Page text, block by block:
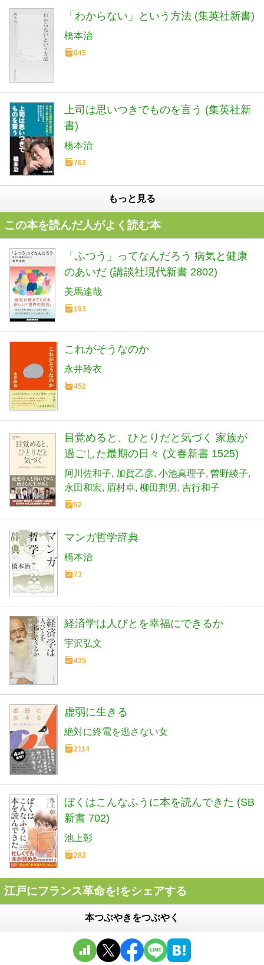
「わからない」という方法 (集英社新書)
橋本治
845
上司は思いつきでものを言う (集英社新
書)
橋本治
762
もっと見る
この本を読んだ人がよく読む本
「ふつう」ってなんだろう 病気と健康
のあいだ (講談社現代新書 2802)
美馬達哉
193
これがそうなのか
永井玲衣
452
目覚めると、ひとりだと気づく 家族が
過ごした最期の日々 (文春新書 1525)
阿川佐和子 加賀乙彦 小池真理子 曽野綾子
永田和宏
眉村卓 柳田邦男 吉行和子
52
マンガ哲学辞典
橋本治
73
経済学は人びとを幸福にできるか
宇沢弘文
435
虚弱に生きる
絶対に終電を逃さない女
2114
ぼくはこんなふうに本を読んできた (SB
新書 702)
池上彰
282
江戸にフランス革命を!をシェアする
本つぶやきをつぶやく